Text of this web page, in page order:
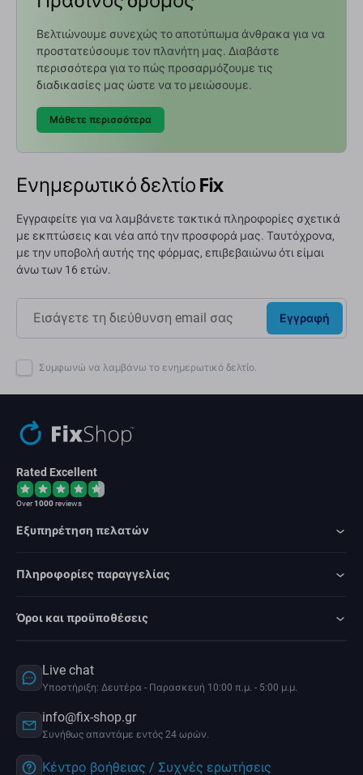
Βελτιώνουμε συνεχώς το αποτύπωμα άνθρακα για να
προστατεύσουμε τον πλανήτη μας. Διαβάστε
περισσότερα για το πώς προσαρμόζουμε τις
διαδικασίες μας ώστε να το μειώσουμε.
Μάθετε περισσότερα
Ενημερωτικό δελτίο Fix
Εγγραφείτε για να λαμβάνετε τακτικά πληροφορίες σχετικά
με εκπτώσεις και νέα από την προσφορά μας. Ταυτόχρονα,
με την υποβολή αυτής της φόρμας, επιβεβαιώνω ότι είμαι
άνω των 16 ετών.
Εγγραφή
Συμφωνώ να λαμβάνω το ενημερωτικό δελτίο.
Rated Excellent
Over1000reviews
Εξυπηρέτηση πελατών
Πληροφορίες παραγγελίας
Όροι και προϋποθέσεις
Live chat
Υποστήριξη: Δευτέρα - Παρασκευή 10:00 π.μ. - 5:00 μ.μ.
info@fix-shop.gr
Συνήθως απαντάμε εντός 24 ωρών.
Κέντρο βοήθειας / Συχνές ερωτήσεις